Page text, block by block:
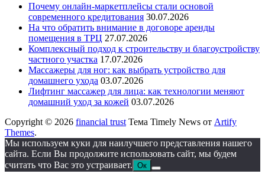
Почему онлайн-маркетплейсы стали основой
современного кредитования 30.07.2026
На что обратить внимание в договоре аренды
помещения в ТРЦ 27.07.2026
Комплексный подход к строительству и благоустройству
частного участка 17.07.2026
Массажеры для ног: как выбрать устройство для
домашнего ухода 03.07.2026
Лифтинг массажер для лица: как технологии меняют
домашний уход за кожей 03.07.2026
Copyright © 2026 financial trust Тема Timely News от Artify
Themes.
Мы используем куки для наилучшего представления нашего
сайта. Если Вы продолжите использовать сайт, мы будем
считать что Вас это устраивает. Ок